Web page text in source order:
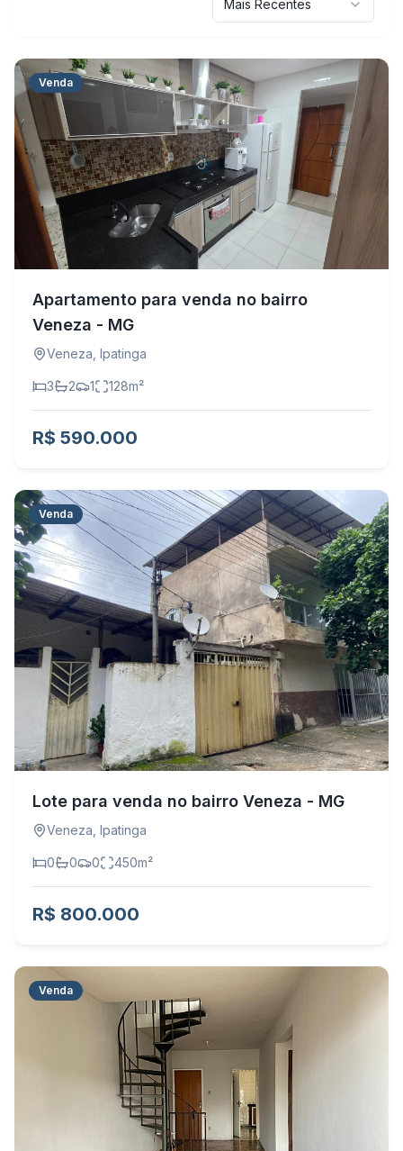
Mais Recentes
Venda
Apartamento para venda no bairro
Veneza - MG
Veneza Ipatinga
3 2 1 128m²
R$ 590.000
Venda
Lote para venda no bairro Veneza - MG
Veneza Ipatinga
0 0 0 450m²
R$ 800.000
Venda